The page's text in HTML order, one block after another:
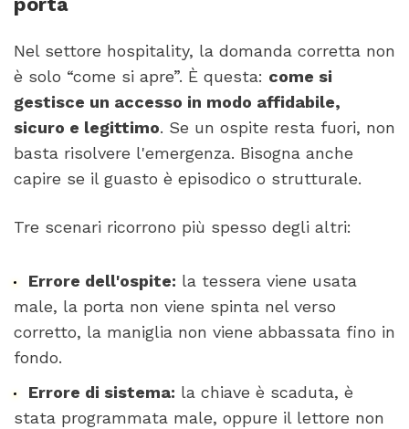
Nel settore hospitality, la domanda corretta non
è solo “come si apre”. È questa: come si
gestisce un accesso in modo affidabile,
sicuro e legittimo. Se un ospite resta fuori, non
basta risolvere l'emergenza. Bisogna anche
capire se il guasto è episodico o strutturale.
Tre scenari ricorrono più spesso degli altri:
Errore dell'ospite: la tessera viene usata
male, la porta non viene spinta nel verso
corretto, la maniglia non viene abbassata fino in
fondo.
Errore di sistema: la chiave è scaduta, è
stata programmata male, oppure il lettore non